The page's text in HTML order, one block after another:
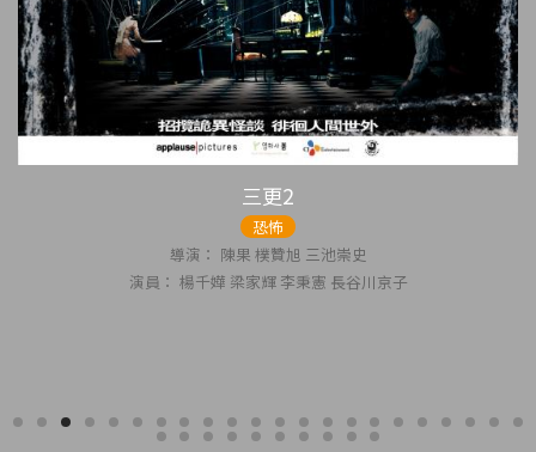
動作
導演： 文偉鴻
演員： 張家輝 古天樂 吳鎮宇 佘詩曼 許紹雄